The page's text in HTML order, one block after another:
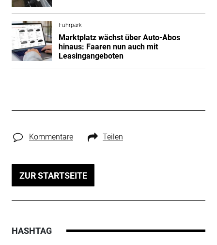
Fuhrpark
Marktplatz wächst über Auto-Abos
hinaus: Faaren nun auch mit
Leasingangeboten
Kommentare Teilen
ZUR STARTSEITE
HASHTAG